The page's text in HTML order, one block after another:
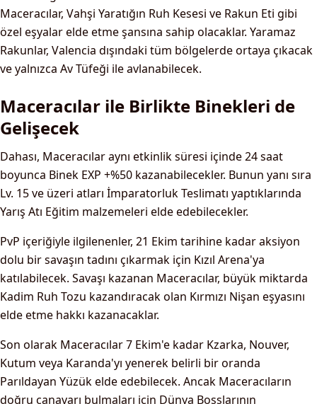
Maceracılar, Vahşi Yaratığın Ruh Kesesi ve Rakun Eti gibi
özel eşyalar elde etme şansına sahip olacaklar. Yaramaz
Rakunlar, Valencia dışındaki tüm bölgelerde ortaya çıkacak
ve yalnızca Av Tüfeği ile avlanabilecek.
Maceracılar ile Birlikte Binekleri de
Gelişecek
Dahası, Maceracılar aynı etkinlik süresi içinde 24 saat
boyunca Binek EXP +%50 kazanabilecekler. Bunun yanı sıra
Lv. 15 ve üzeri atları İmparatorluk Teslimatı yaptıklarında
Yarış Atı Eğitim malzemeleri elde edebilecekler.
PvP içeriğiyle ilgilenenler, 21 Ekim tarihine kadar aksiyon
dolu bir savaşın tadını çıkarmak için Kızıl Arena'ya
katılabilecek. Savaşı kazanan Maceracılar, büyük miktarda
Kadim Ruh Tozu kazandıracak olan Kırmızı Nişan eşyasını
elde etme hakkı kazanacaklar.
Son olarak Maceracılar 7 Ekim'e kadar Kzarka, Nouver,
Kutum veya Karanda'yı yenerek belirli bir oranda
Parıldayan Yüzük elde edebilecek. Ancak Maceracıların
doğru canavarı bulmaları için Dünya Bosslarının